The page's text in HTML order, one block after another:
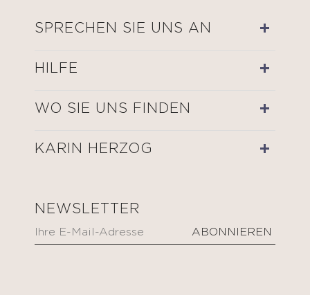
SPRECHEN SIE UNS AN
HILFE
WO SIE UNS FINDEN
KARIN HERZOG
NEWSLETTER